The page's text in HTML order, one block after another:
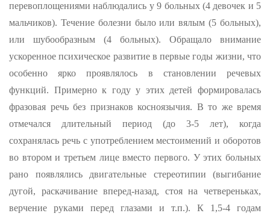
перевоплощениями наблюда­лись у 9 больных (4 девочек и 5
мальчиков). Течение болезни бы­ло или вялым (5 больных),
или шубообразным (4 больных). Обраща­ло внимание
ускоренное психическое развитие в первые годы жизни, что
особенно ярко проявлялось в становлении речевых
функций. Примерно к году у этих детей формировалась
фразовая речь без признаков косноязычия. В то же время
отмечался длительный пери­од (до 3-5 лет), когда
сохранялась речь с употреблением место­имений и оборотов
во втором и третьем лице вместо первого. У этих больных
рано появлялись двигательные стереотипии (выгиба­ние
дугой, раскачивание вперед-назад, стоя на четвереньках,
вер­чение руками перед глазами и т.п.). К 1,5-4 годам